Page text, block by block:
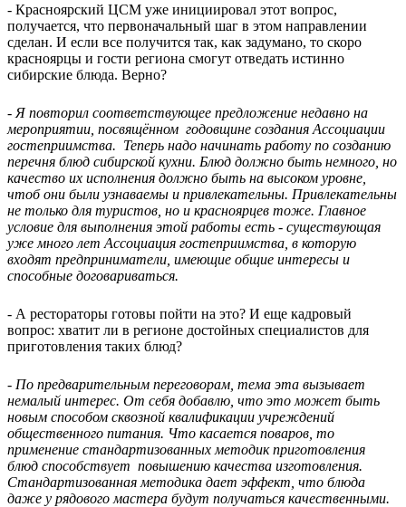
- Красноярский ЦСМ уже инициировал этот вопрос,
получается, что первоначальный шаг в этом направлении
сделан. И если все получится так, как задумано, то скоро
красноярцы и гости региона смогут отведать истинно
сибирские блюда. Верно?
- Я повторил соответствующее предложение недавно на
мероприятии, посвящённом годовщине создания Ассоциации
гостеприимства. Теперь надо начинать работу по созданию
перечня блюд сибирской кухни. Блюд должно быть немного, но
качество их исполнения должно быть на высоком уровне,
чтоб они были узнаваемы и привлекательны. Привлекательны
не только для туристов, но и красноярцев тоже. Главное
условие для выполнения этой работы есть - существующая
уже много лет Ассоциация гостеприимства, в которую
входят предприниматели, имеющие общие интересы и
способные договариваться.
- А рестораторы готовы пойти на это? И еще кадровый
вопрос: хватит ли в регионе достойных специалистов для
приготовления таких блюд?
- По предварительным переговорам, тема эта вызывает
немалый интерес. От себя добавлю, что это может быть
новым способом сквозной квалификации учреждений
общественного питания. Что касается поваров, то
применение стандартизованных методик приготовления
блюд способствует повышению качества изготовления.
Стандартизованная методика дает эффект, что блюда
даже у рядового мастера будут получаться качественными.